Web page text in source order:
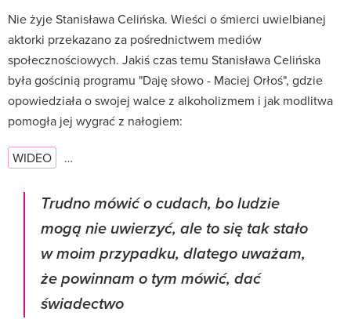
Nie żyje Stanisława Celińska. Wieści o śmierci uwielbianej
aktorki przekazano za pośrednictwem mediów
społecznościowych. Jakiś czas temu Stanisława Celińska
była gościnią programu "Daję słowo - Maciej Orłoś", gdzie
opowiedziała o swojej walce z alkoholizmem i jak modlitwa
pomogła jej wygrać z nałogiem:
WIDEO …
Trudno mówić o cudach, bo ludzie
mogą nie uwierzyć, ale to się tak stało
w moim przypadku, dlatego uważam,
że powinnam o tym mówić, dać
świadectwo